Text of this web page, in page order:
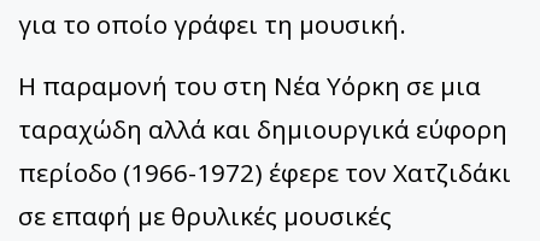
για το οποίο γράφει τη μουσική.
Η παραμονή του στη Νέα Υόρκη σε μια
ταραχώδη αλλά και δημιουργικά εύφορη
περίοδο (1966-1972) έφερε τον Χατζιδάκι
σε επαφή με θρυλικές μουσικές